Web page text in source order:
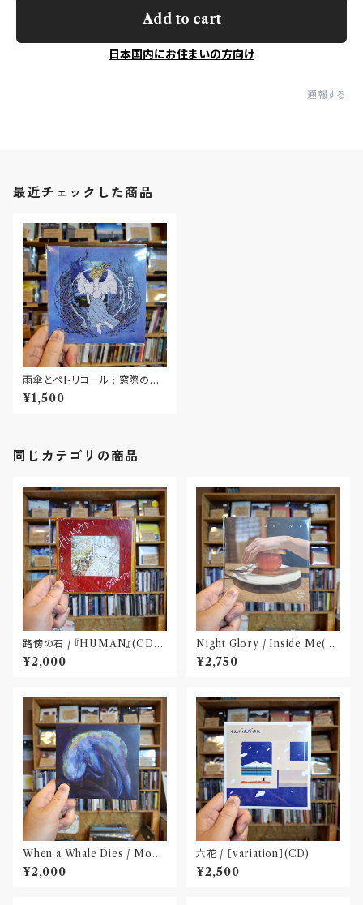
Add to cart
日本国内にお住まいの方向け
通報する
最近チェックした商品
雨傘とペトリコール : 窓際の少
女/薄氷の恋 - EP(CD)
¥1,500
同じカテゴリの商品
路傍の石 / 『HUMAN』(CD-
R)
¥2,000
Night Glory / Inside Me(C
D)〝名古屋〟
¥2,750
When a Whale Dies / Moby
Dick(CD)
¥2,000
六花 / ［variation］(CD)
¥2,500